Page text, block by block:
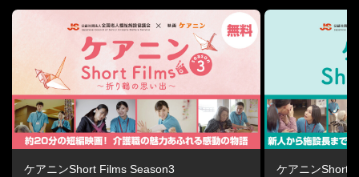
ケアニンShort Films Season3 ケアニンShort